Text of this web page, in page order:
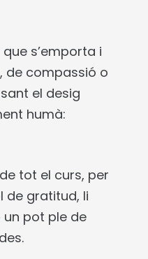
s’emporta i
de compassió o
el desig
humà:
tot el curs, per
de gratitud, li
un pot ple de